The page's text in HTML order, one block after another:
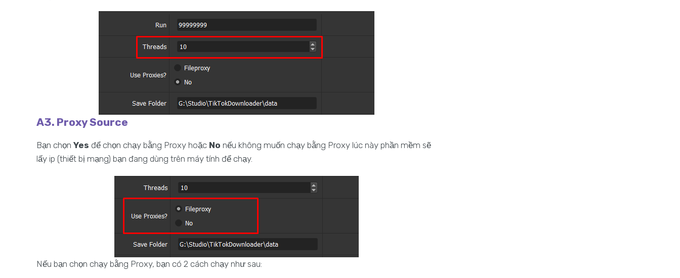
A3. Proxy Source
Bạn chọn Yes để chọn chạy bằng Proxy hoặc No nếu không muốn chạy bằng Proxy lúc này phần mềm sẽ
lấy ip (thiết bị mạng) bạn đang dùng trên máy tính để chạy.
Nếu bạn chọn chạy bằng Proxy, bạn có 2 cách chạy như sau: